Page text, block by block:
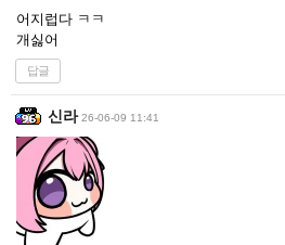
어지럽다 ㅋㅋ
개싫어
답글
신라 26-06-09 11:41